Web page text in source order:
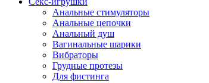
Анальные стимуляторы
Анальные цепочки
Анальный душ
Вагинальные шарики
Вибраторы
Грудные протезы
Для фистинга